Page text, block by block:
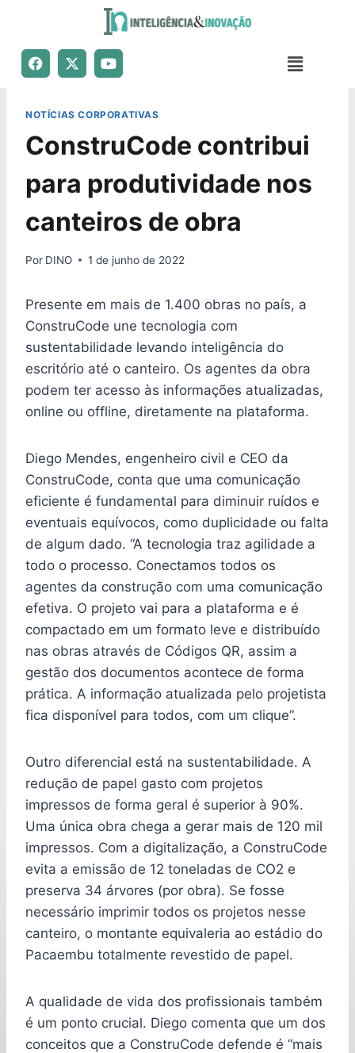
NOTÍCIAS CORPORATIVAS
ConstruCode contribui
para produtividade nos
canteiros de obra
Por DINO 1 de junho de 2022
Presente em mais de 1.400 obras no país, a
ConstruCode une tecnologia com
sustentabilidade levando inteligência do
escritório até o canteiro. Os agentes da obra
podem ter acesso às informações atualizadas,
online ou offline, diretamente na plataforma.
Diego Mendes, engenheiro civil e CEO da
ConstruCode, conta que uma comunicação
eficiente é fundamental para diminuir ruídos e
eventuais equívocos, como duplicidade ou falta
de algum dado. “A tecnologia traz agilidade a
todo o processo. Conectamos todos os
agentes da construção com uma comunicação
efetiva. O projeto vai para a plataforma e é
compactado em um formato leve e distribuído
nas obras através de Códigos QR, assim a
gestão dos documentos acontece de forma
prática. A informação atualizada pelo projetista
fica disponível para todos, com um clique”.
Outro diferencial está na sustentabilidade. A
redução de papel gasto com projetos
impressos de forma geral é superior à 90%.
Uma única obra chega a gerar mais de 120 mil
impressos. Com a digitalização, a ConstruCode
evita a emissão de 12 toneladas de CO2 e
preserva 34 árvores (por obra). Se fosse
necessário imprimir todos os projetos nesse
canteiro, o montante equivaleria ao estádio do
Pacaembu totalmente revestido de papel.
A qualidade de vida dos profissionais também
é um ponto crucial. Diego comenta que um dos
conceitos que a ConstruCode defende é “mais